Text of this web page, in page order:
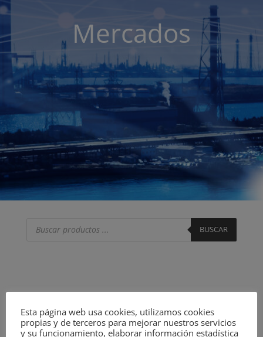
Mercados
productos
BUSCAR
Esta página web usa cookies, utilizamos cookies
propias y de terceros para mejorar nuestros servicios
y su funcionamiento, elaborar información estadística